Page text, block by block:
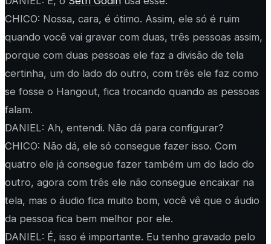
CHICO: Nossa, cara, é ótimo. Assim, ele só é ruim
quando você vai gravar com duas, três pessoas assim,
porque com duas pessoas ele faz a divisão de tela
certinha, um do lado do outro, com três ele faz como
se fosse o Hangout, fica trocando quando as pessoas
falam.
DANIEL: Ah, entendi. Não dá para configurar?
CHICO: Não dá, ele só consegue fazer isso. Com
quatro ele já consegue fazer também um do lado do
outro, agora com três ele não consegue encaixar na
tela, mas o áudio fica muito bom, você vê que o áudio
da pessoa fica bem melhor por ele.
DANIEL: É, isso é importante. Eu tenho gravado pelo